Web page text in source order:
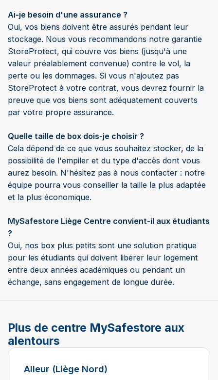
Ai-je besoin d'une assurance ?
Oui, vos biens doivent être assurés pendant leur
stockage. Nous vous recommandons notre garantie
StoreProtect, qui couvre vos biens (jusqu'à une
valeur préalablement convenue) contre le vol, la
perte ou les dommages. Si vous n'ajoutez pas
StoreProtect à votre contrat, vous devrez fournir la
preuve que vos biens sont adéquatement couverts
par votre propre assurance.
Quelle taille de box dois-je choisir ?
Cela dépend de ce que vous souhaitez stocker, de la
possibilité de l'empiler et du type d'accès dont vous
aurez besoin. N'hésitez pas à nous contacter : notre
équipe pourra vous conseiller la taille la plus adaptée
et la plus économique.
MySafestore Liège Centre convient-il aux étudiants
?
Oui, nos box plus petits sont une solution pratique
pour les étudiants qui doivent libérer leur logement
entre deux années académiques ou pendant un
échange, sans engagement de longue durée.
Plus de centre MySafestore aux
alentours
Alleur (Liège Nord)